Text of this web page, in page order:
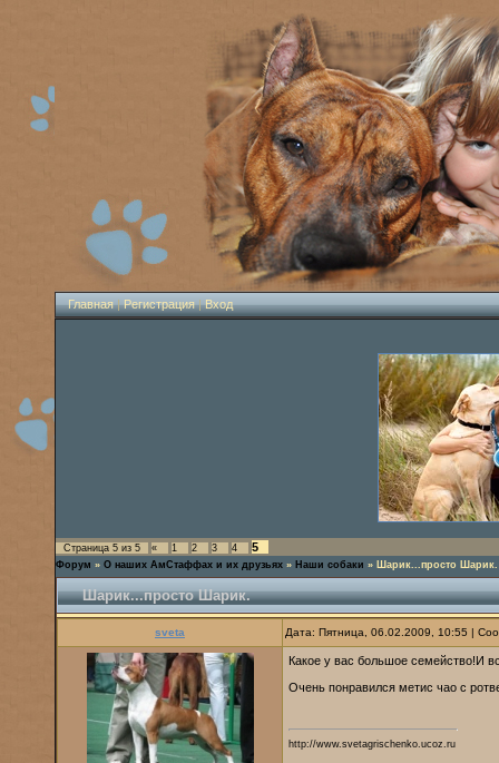
Главная|Регистрация|Вход
Страница 5 из 5 « 1 2 3 4 5
Форум » О наших АмСтаффах и их друзьях » Наши собаки » Шарик...просто Шарик.
Шарик...просто Шарик.
sveta Дата: Пятница, 06.02.2009, 10:55 |
Какое у вас большое семейство!И
Очень понравился метис чао с
http://www.svetagrischenko.ucoz.ru